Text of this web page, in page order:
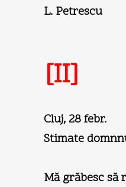
L. Petrescu
[II]
Cluj, 28 febr.
Stimate
Mă grăbesc